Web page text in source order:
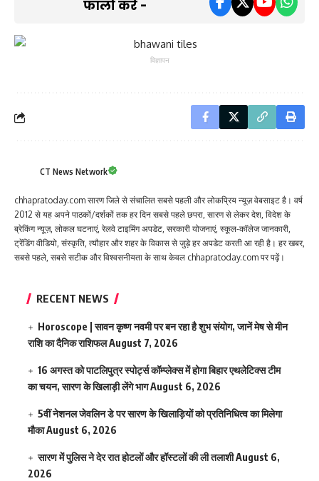
फॉलो करें -
विज्ञापन
CT News Network
chhapratoday.com सारण जिले से संचालित सबसे पहली और लोकप्रिय न्यूज़ वेबसाइट है। वर्ष
2012 से यह अपने पाठकों/दर्शकों तक हर दिन सबसे पहले छपरा, सारण से लेकर देश, विदेश के
ब्रेकिंग न्यूज़, लोकल घटनाएं, रेलवे टाइमिंग अपडेट, सरकारी योजनाएं, स्कूल-कॉलेज जानकारी,
ट्रेंडिंग वीडियो, संस्कृति, त्यौहार और शहर के विकास से जुड़े हर अपडेट करती आ रही है। हर खबर,
सबसे पहले, सबसे सटीक और विश्वसनीयता के साथ केवल chhapratoday.com पर पढ़ें।
RECENT NEWS
Horoscope | सावन कृष्ण नवमी पर बन रहा है शुभ संयोग, जानें मेष से मीन
राशि का दैनिक राशिफलAugust 7, 2026
16 अगस्त को पाटलिपुत्र स्पोर्ट्स कॉम्प्लेक्स में होगा बिहार एथलेटिक्स टीम
का चयन, सारण के खिलाड़ी लेंगे भागAugust 6, 2026
5वीं नेशनल जेवलिन डे पर सारण के खिलाड़ियों को प्रतिनिधित्व का मिलेगा
मौकाAugust 6, 2026
सारण में पुलिस ने देर रात होटलों और हॉस्टलों की ली तलाशीAugust 6,
2026